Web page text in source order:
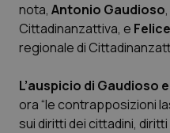
Professionisti
Basilicata
Artrite & artrosi
QS Club Newsletter
nota, Antonio Gaudioso
Cittadinanzattiva, e
regionale di
L’auspicio di Gaudioso
ora “le contrapposizioni
sui diritti dei cittadini,